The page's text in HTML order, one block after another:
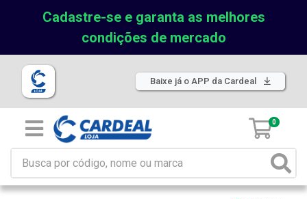
Cadastre-se e garanta as melhores
condições de mercado
Baixe já o APP da Cardeal
0